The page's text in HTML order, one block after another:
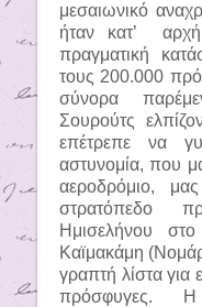
μεσαιωνικό
ήταν κατ’
πραγματική
τους 200.000
σύνορα
Σουρούτς
επέτρεπε να
αστυνομία, που
αεροδρόμιο,
στρατόπεδο
Ημισελήνου
Καϊμακάμη
γραπτή λίστα για
πρόσφυγες.